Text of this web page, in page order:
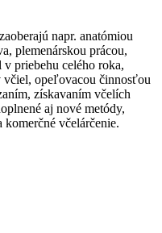
napr. anatómiou
plemenárskou prácou,
priebehu celého roka,
včiel, opeľovacou činnosťou
získavaním včelích
aj nové metódy,
komerčné včelárčenie.